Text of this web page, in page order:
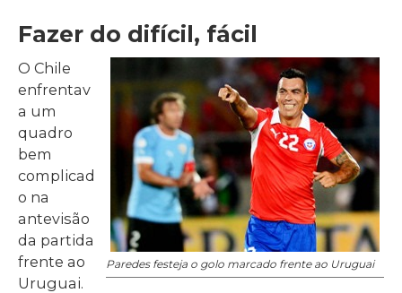
Fazer do difícil, fácil
Paredes festeja o golo marcado frente ao Uruguai
O Chile
enfrentav
a um
quadro
bem
complicad
o na
antevisão
da partida
frente ao
Uruguai.